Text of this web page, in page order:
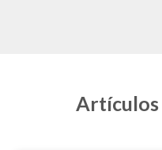
Artículos